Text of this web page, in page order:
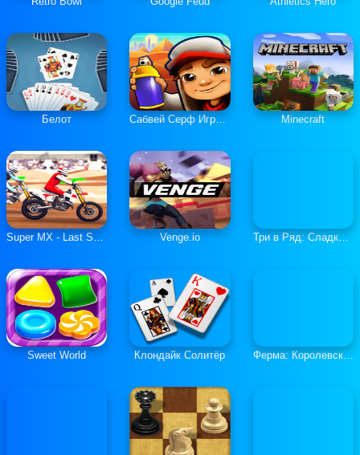
Белот Сабвей Серф Играть Онлайн Minecraft
Super MX - Last Season Venge.io Три в Ряд: Сладкие Загадки
Sweet World Клондайк Солитёр Ферма: Королевская История